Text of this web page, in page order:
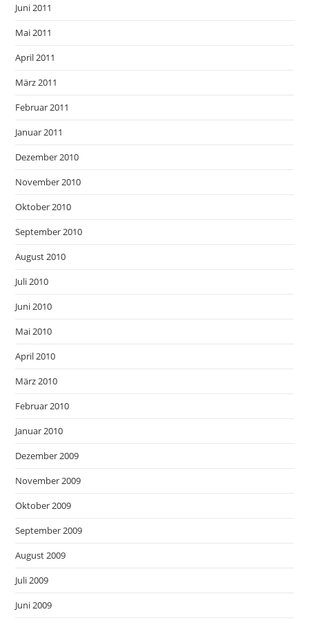
Juni 2011
Mai 2011
April 2011
März 2011
Februar 2011
Januar 2011
Dezember 2010
November 2010
Oktober 2010
September 2010
August 2010
Juli 2010
Juni 2010
Mai 2010
April 2010
März 2010
Februar 2010
Januar 2010
Dezember 2009
November 2009
Oktober 2009
September 2009
August 2009
Juli 2009
Juni 2009